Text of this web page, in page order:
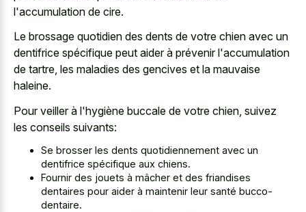
l'accumulation de cire.
Le brossage quotidien des dents de votre chien avec un
dentifrice spécifique peut aider à prévenir l'accumulation
de tartre, les maladies des gencives et la mauvaise
haleine.
Pour veiller à l'hygiène buccale de votre chien, suivez
les conseils suivants:
Se brosser les dents quotidiennement avec un
dentifrice spécifique aux chiens.
Fournir des jouets à mâcher et des friandises
dentaires pour aider à maintenir leur santé bucco-
dentaire.